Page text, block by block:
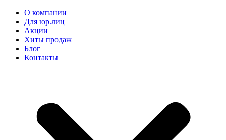
О компании
Для юр.лиц
Акции
Хиты продаж
Блог
Контакты